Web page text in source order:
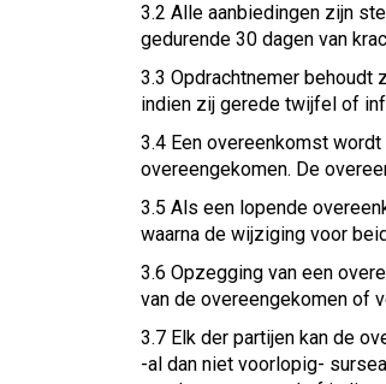
3.2 Alle aanbiedingen zijn
gedurende 30 dagen van
3.3 Opdrachtnemer behoudt
indien zij gerede twijfel of
3.4 Een overeenkomst
overeengekomen. De
3.5 Als een lopende
waarna de wijziging voor
3.6 Opzegging van een
van de overeengekomen of
3.7 Elk der partijen kan de
-al dan niet voorlopig-